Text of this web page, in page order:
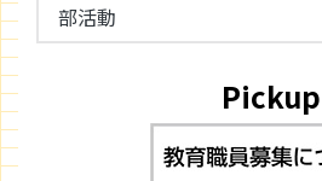
部活動
Pickup